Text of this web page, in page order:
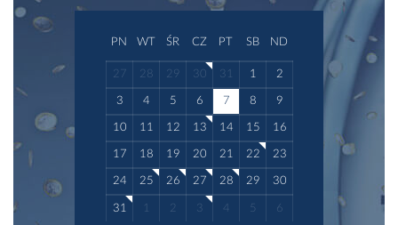
PN WT ŚR CZ PT SB ND
27 28 29 30 31 1 2
3 4 5 6 7 8 9
10 11 12 13 14 15 16
17 18 19 20 21 22 23
24 25 26 27 28 29 30
31 1 2 3 4 5 6